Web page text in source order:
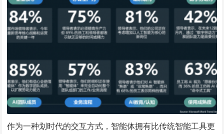
作为一种划时代的交互方式，智能体拥有比传统智能工具更